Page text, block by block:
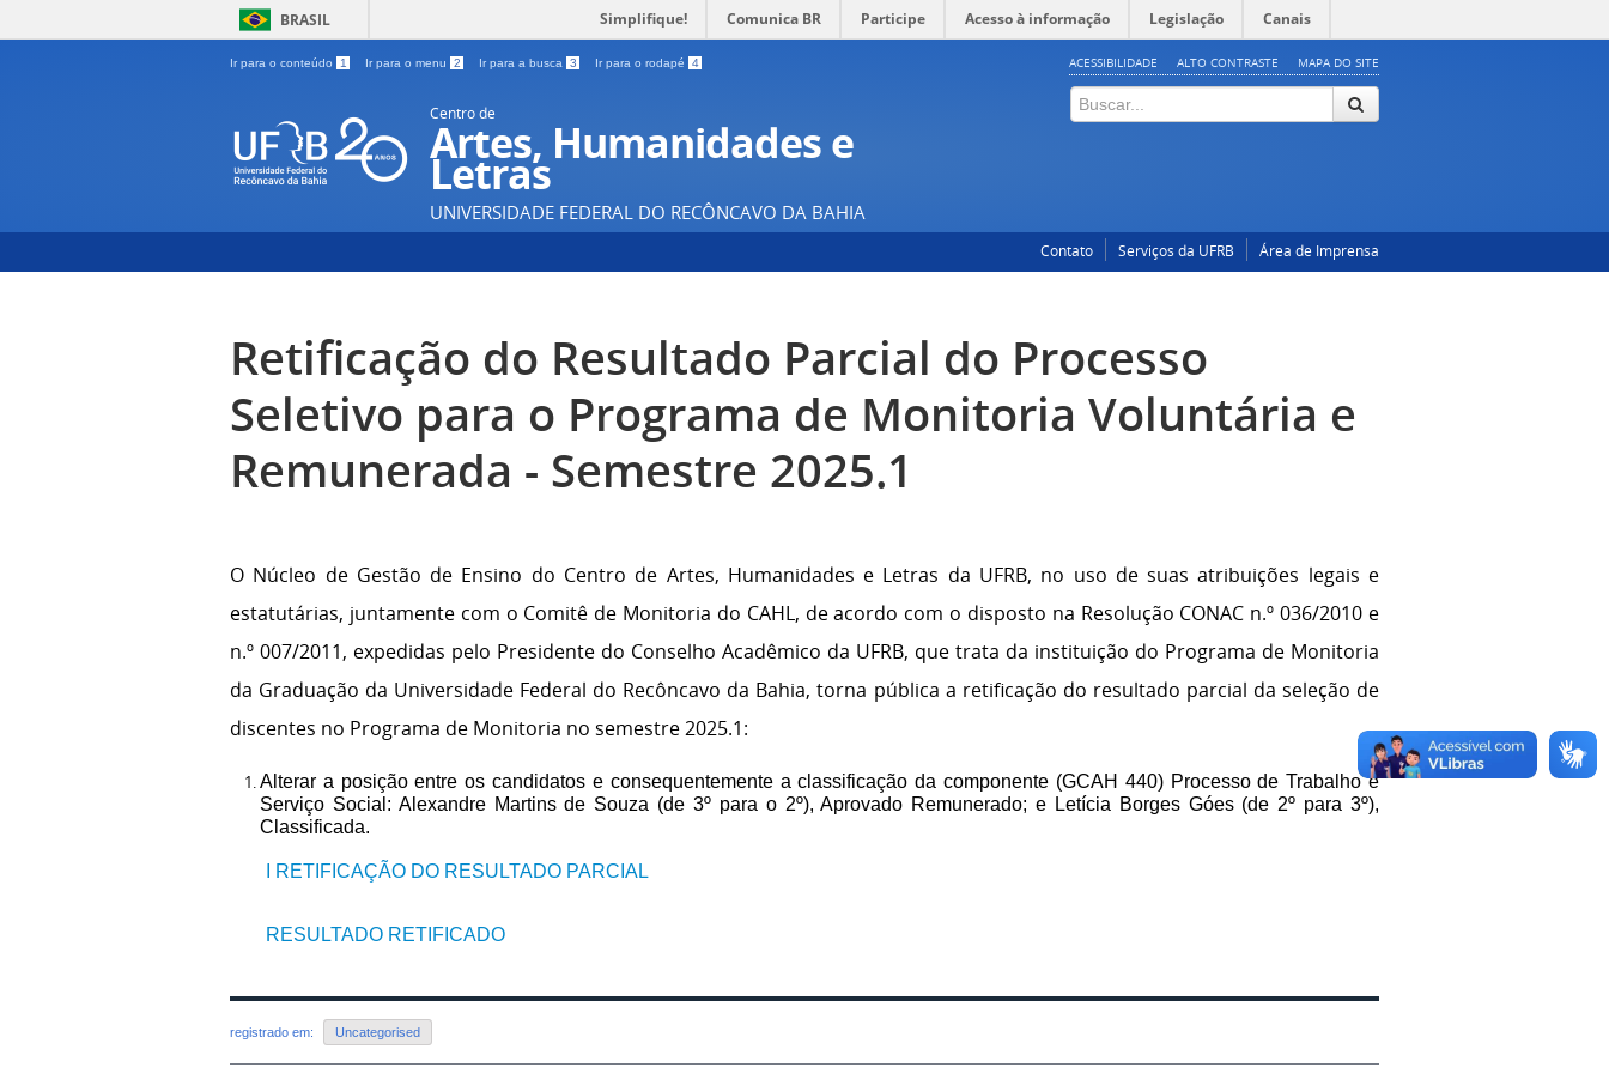
BRASIL Simplifique! Comunica BR Participe Acesso à informação Legislação Canais
Ir para o conteúdo 1 Ir para o menu 2 Ir para a busca 3 Ir para o rodapé 4 ACESSIBILIDADE ALTO CONTRASTE MAPA DO SITE
Centro de
Artes, Humanidades e
Letras
UNIVERSIDADE FEDERAL DO RECÔNCAVO DA BAHIA
Contato Serviços da UFRB Área de Imprensa
Retificação do Resultado Parcial do Processo
Seletivo para o Programa de Monitoria Voluntária e
Remunerada - Semestre 2025.1
O Núcleo de Gestão de Ensino do Centro de Artes, Humanidades e Letras da UFRB, no uso de suas atribuições legais e
estatutárias, juntamente com o Comitê de Monitoria do CAHL, de acordo com o disposto na Resolução CONAC n.º 036/2010 e
n.º 007/2011, expedidas pelo Presidente do Conselho Acadêmico da UFRB, que trata da instituição do Programa de Monitoria
da Graduação da Universidade Federal do Recôncavo da Bahia, torna pública a retificação do resultado parcial da seleção de
discentes no Programa de Monitoria no semestre 2025.1:
Alterar a posição entre os candidatos e consequentemente a classificação da componente (GCAH 440) Processo de Trabalho e
Serviço Social: Alexandre Martins de Souza (de 3º para o 2º), Aprovado Remunerado; e Letícia Borges Góes (de 2º para 3º),
Classificada.
I RETIFICAÇÃO DO RESULTADO PARCIAL
RESULTADO RETIFICADO
registrado em: Uncategorised